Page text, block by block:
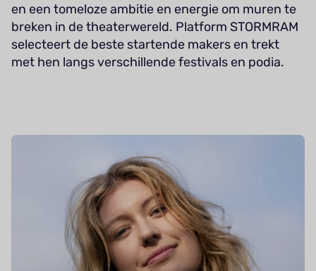
en een tomeloze ambitie en energie om muren te
breken in de theaterwereld. Platform STORMRAM
selecteert de beste startende makers en trekt
met hen langs verschillende festivals en podia.